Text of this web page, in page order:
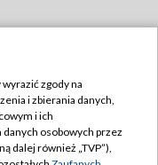
zgody na
i zbierania danych,
i ich
osobowych przez
dalej również „TVP”),